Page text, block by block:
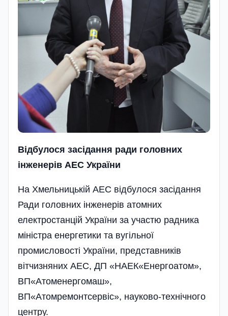
Відбулося засідання ради головних
інженерів АЕС України
На Хмельницькій АЕС відбулося засідання
Ради головних інженерів атомних
електростанцій України за участю радника
міністра енергетики та вугільної
промисловості України, представників
вітчизняних АЕС, ДП «НАЕК«Енерго­атом»,
ВП«Атоменергомаш»,
ВП«Атомремонтсервіс», науково-технічного
центру.